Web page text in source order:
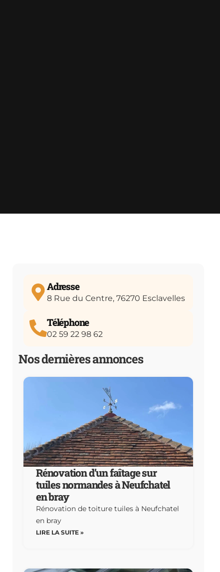
Adresse
8 Rue du Centre, 76270 Esclavelles
Téléphone
02 59 22 98 62
Nos dernières annonces
Rénovation d’un faîtage sur
tuiles normandes à Neufchatel
en bray
Rénovation de toiture tuiles à Neufchatel
en bray
LIRE LA SUITE »